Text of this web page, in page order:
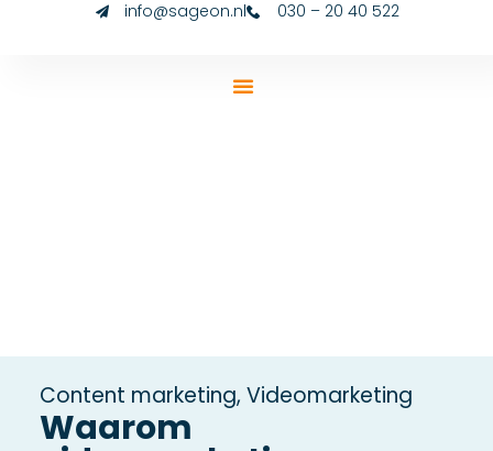
info@sageon.nl 030 – 20 40 522
Content marketing, Videomarketing
Waarom